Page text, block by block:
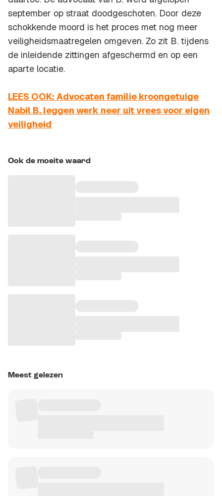
september op straat doodgeschoten. Door deze
schokkende moord is het proces met nog meer
veiligheidsmaatregelen omgeven. Zo zit B. tijdens
de inleidende zittingen afgeschermd en op een
aparte locatie.
LEES OOK: Advocaten familie kroongetuige
Nabil B. leggen werk neer uit vrees voor eigen
veiligheid
Ook de moeite waard
Meest gelezen